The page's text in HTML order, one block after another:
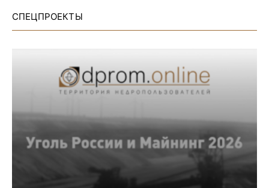
СПЕЦПРОЕКТЫ